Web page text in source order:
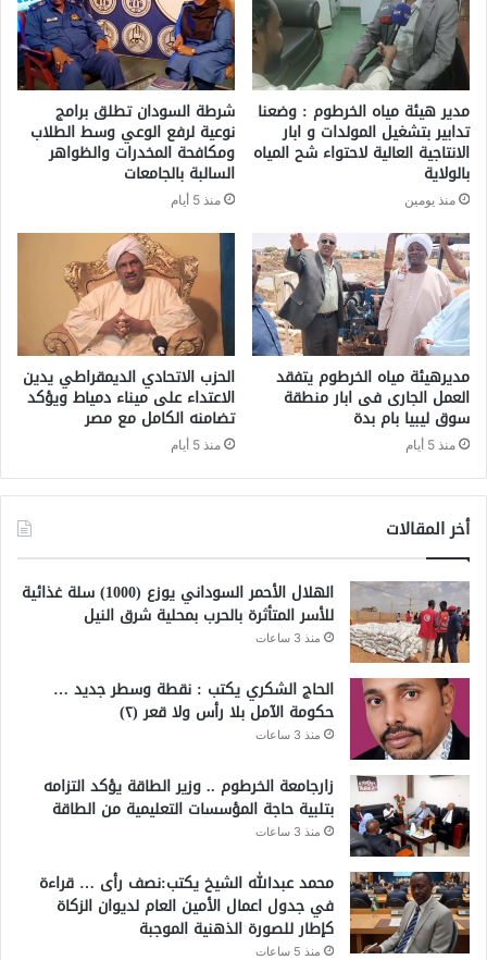
مدير هيئة مياه الخرطوم : وضعنا
تدابير بتشغيل المولدات و ابار
الانتاجية العالية لاحتواء شح المياه
بالولاية
منذ يومين
شرطة السودان تطلق برامج
نوعية لرفع الوعي وسط الطلاب
ومكافحة المخدرات والظواهر
السالبة بالجامعات
منذ 5 أيام
مديرهيئة مياه الخرطوم يتفقد
العمل الجارى فى ابار منطقة
سوق ليبيا بام بدة
منذ 5 أيام
الحزب الاتحادي الديمقراطي يدين
الاعتداء على ميناء دمياط ويؤكد
تضامنه الكامل مع مصر
منذ 5 أيام
أخر المقالات
الهلال الأحمر السوداني يوزع (1000) سلة غذائية
للأسر المتأثرة بالحرب بمحلية شرق النيل
منذ 3 ساعات
الحاج الشكري يكتب : نقطة وسطر جديد …
حكومة الآمل بلا رأس ولا قعر (٢)
منذ 3 ساعات
زارجامعة الخرطوم .. وزير الطاقة يؤكد التزامه
بتلبية حاجة المؤسسات التعليمية من الطاقة
منذ 3 ساعات
محمد عبدالله الشيخ يكتب:نصف رأى … قراءة
في جدول اعمال الأمين العام لديوان الزكاة
كإطار للصورة الذهنية الموجبة
منذ 5 ساعات